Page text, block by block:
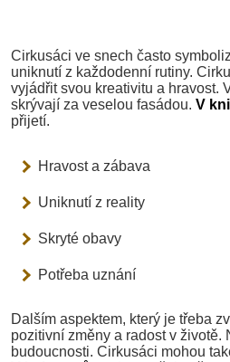
Cirkusáci ve snech často
uniknutí z každodenní rutiny.
vyjádřit svou kreativitu a hravost.
skrývají za veselou fasádou. V
přijetí.
Hravost a zábava
Uniknutí z reality
Skryté obavy
Potřeba uznání
Dalším aspektem, který je třeba
pozitivní změny a radost v
budoucnosti. Cirkusáci mohou